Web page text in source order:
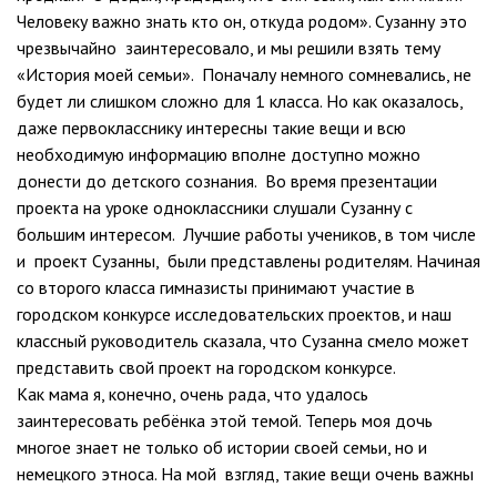
Человеку важно знать кто он, откуда родом». Сузанну это
чрезвычайно заинтересовало, и мы решили взять тему
«История моей семьи». Поначалу немного сомневались, не
будет ли слишком сложно для 1 класса. Но как оказалось,
даже первокласснику интересны такие вещи и всю
необходимую информацию вполне доступно можно
донести до детского сознания. Во время презентации
проекта на уроке одноклассники слушали Сузанну с
большим интересом. Лучшие работы учеников, в том числе
и проект Сузанны, были представлены родителям. Начиная
со второго класса гимназисты принимают участие в
городском конкурсе исследовательских проектов, и наш
классный руководитель сказала, что Сузанна смело может
представить свой проект на городском конкурсе.
Как мама я, конечно, очень рада, что удалось
заинтересовать ребёнка этой темой. Теперь моя дочь
многое знает не только об истории своей семьи, но и
немецкого этноса. На мой взгляд, такие вещи очень важны